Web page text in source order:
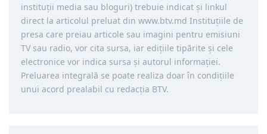
instituţii media sau bloguri) trebuie indicat şi linkul
direct la articolul preluat din www.btv.md Instituţiile de
presa care preiau articole sau imagini pentru emisiuni
TV sau radio, vor cita sursa, iar ediţiile tipărite și cele
electronice vor indica sursa şi autorul informaţiei.
Preluarea integrală se poate realiza doar în condiţiile
unui acord prealabil cu redacţia BTV.